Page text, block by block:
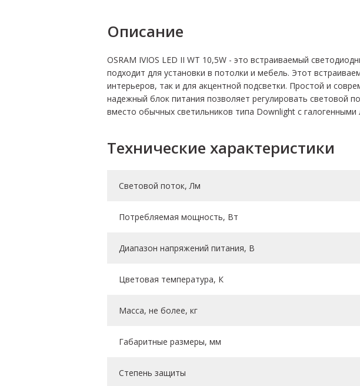
Описание
OSRAM IVIOS LED II WT 10,5W - это встраиваемый
подходит для установки в потолки и мебель. Этот
интерьеров, так и для акцентной подсветки. Простой и
надежный блок питания позволяет регулировать световой
вместо обычных светильников типа Downlight с
Технические характеристики
Световой поток, Лм
Потребляемая мощность, Вт
Диапазон напряжений питания, В
Цветовая температура, К
Масса, не более, кг
Габаритные размеры, мм
Степень защиты